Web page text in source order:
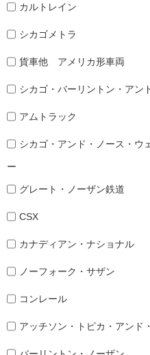
カルトレイン
シカゴメトラ
貨車他 アメリカ形車両
シカゴ・バーリントン・アン
アムトラック
シカゴ・アンド・ノース・ウ
ー
グレート・ノーザン鉄道
CSX
カナディアン・ナショナル
ノーフォーク・サザン
コンレール
アッチソン・トピカ・アンド